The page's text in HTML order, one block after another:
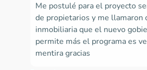
Me postulé para el proyecto
de propietarios y me llamaron
inmobiliaria que el nuevo
permite más el programa es
mentira gracias